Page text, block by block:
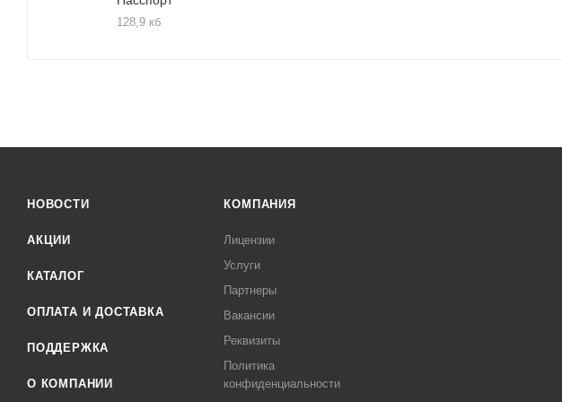
128,9 кб
НОВОСТИ
АКЦИИ
КАТАЛОГ
ОПЛАТА И ДОСТАВКА
ПОДДЕРЖКА
О КОМПАНИИ
КОМПАНИЯ
Лицензии
Услуги
Партнеры
Вакансии
Реквизиты
Политика
конфиденциальности